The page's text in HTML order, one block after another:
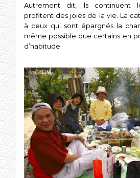
Autrement dit, ils continuent
profitent des joies de la vie. La
à ceux qui sont épargnés la
même possible que certains en
d’habitude.